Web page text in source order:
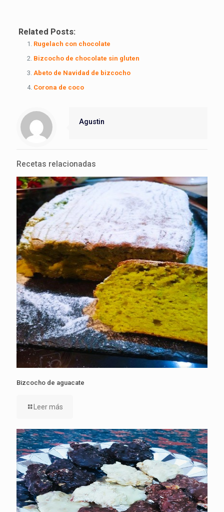
Related Posts:
Rugelach con chocolate
Bizcocho de chocolate sin gluten
Abeto de Navidad de bizcocho
Corona de coco
Agustin
Recetas relacionadas
Bizcocho de aguacate
Leer más